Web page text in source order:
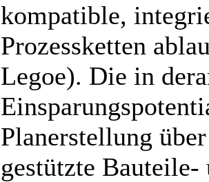
kompatible,
Prozessketten
Legoe). Die in
Planerstellung
gestützte